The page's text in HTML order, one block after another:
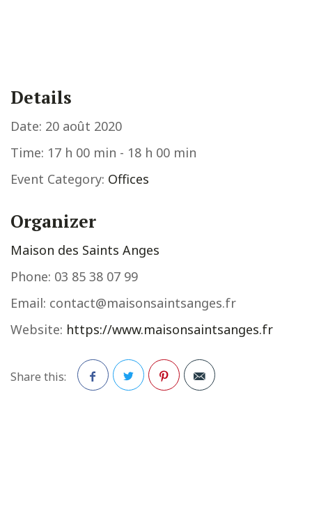
Details
Date: 20 août 2020
Time: 17 h 00 min - 18 h 00 min
Event Category: Offices
Organizer
Maison des Saints Anges
Phone: 03 85 38 07 99
Email: contact@maisonsaintsanges.fr
Website: https://www.maisonsaintsanges.fr
Share this: